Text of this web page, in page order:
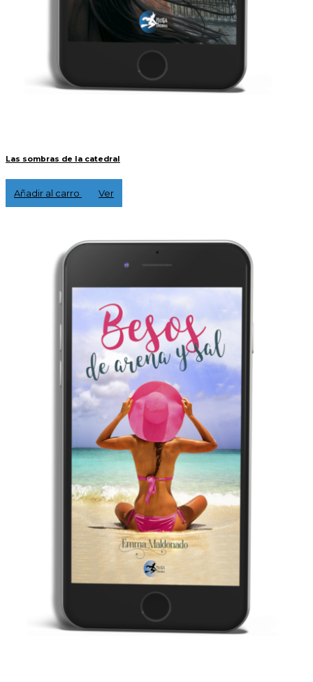
Las sombras de la catedral
3,00 €
Añadir al carro
Ver